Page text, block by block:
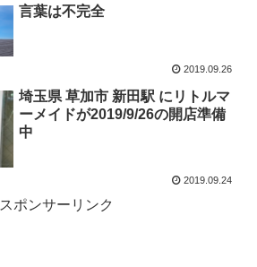
言葉は不完全
2019.09.26
埼玉県 草加市 新田駅 にリトルマ
ーメイドが2019/9/26の開店準備
中
2019.09.24
スポンサーリンク